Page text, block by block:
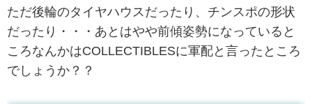
ただ後輪のタイヤハウスだったり、チンスポの形状
だったり・・・あとはやや前傾姿勢になっていると
ころなんかはCOLLECTIBLESに軍配と言ったところ
でしょうか？？